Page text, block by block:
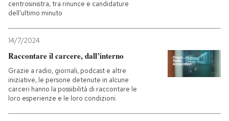
centrosinistra, tra rinunce e candidature
dell'ultimo minuto
14/7/2024
Raccontare il carcere, dall’interno
Grazie a radio, giornali, podcast e altre
iniziative, le persone detenute in alcune
carceri hanno la possibilità di raccontare le
loro esperienze e le loro condizioni.